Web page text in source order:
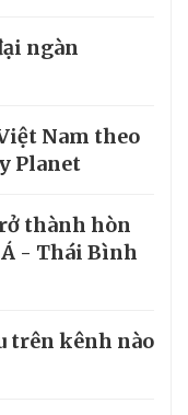
ngàn
Nam theo
Planet
thành hòn
Á - Thái Bình
trên kênh nào